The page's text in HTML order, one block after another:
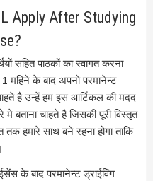
Apply After Studying
सहित पाठकों का स्वागत करना
महिने के बाद अपनाे परमानेन्ट
है उन्हें हम इस आर्टिकल की मदद
चाहते है जिसकी पूरी विस्तृत
हमारे साथ बने रहना होगा ताकि
के बाद परमानेन्ट ड्राईविंग